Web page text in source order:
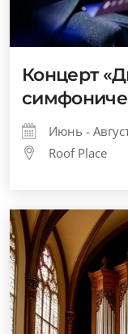
Концерт
Июнь -
Roof Place